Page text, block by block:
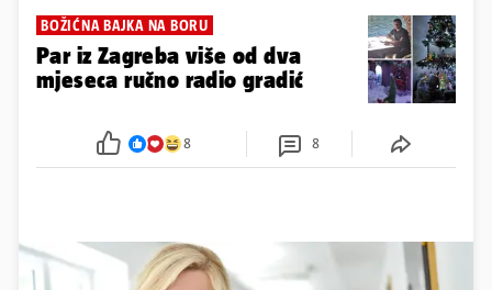
BOŽIĆNA BAJKA NA BORU
Par iz Zagreba više od dva
mjeseca ručno radio gradić
8 8